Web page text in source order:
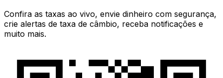
Confira as taxas ao vivo, envie dinheiro com segurança,
crie alertas de taxa de câmbio, receba notificações e
muito mais.